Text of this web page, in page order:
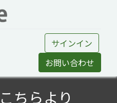
サインイン
お問い合わせ
ちらより